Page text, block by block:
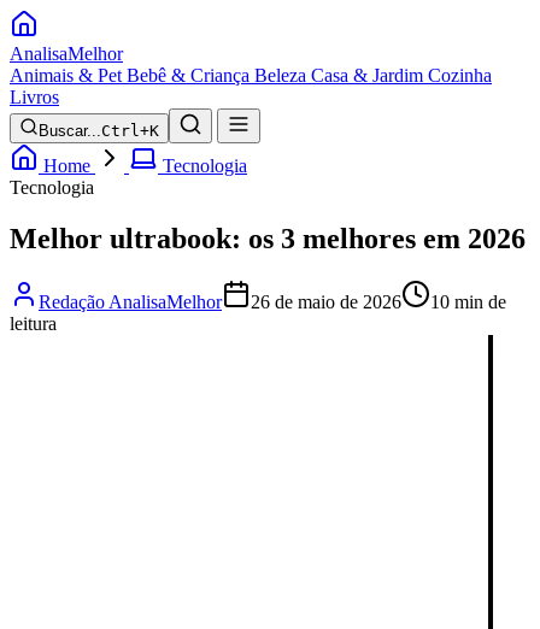
AnalisaMelhor
Animais & Pet Bebê & Criança Beleza Casa & Jardim Cozinha
Livros
Buscar...Ctrl+K
Home
Tecnologia
Tecnologia
Melhor ultrabook: os 3 melhores em 2026
Redação AnalisaMelhor 26 de maio de 2026
10 min de
leitura